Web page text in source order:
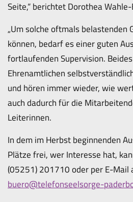
Seite,“ berichtet Dorothea Wahle-
„Um solche oftmals belastenden
können, bedarf es einer guten
fortlaufenden Supervision.
Ehrenamtlichen
und hören immer wieder, wie
auch dadurch für die
Leiterinnen.
In dem im Herbst beginnenden
Plätze frei, wer Interesse hat,
(05251) 201710 oder per E-Mail
buero@telefonseelsorge-